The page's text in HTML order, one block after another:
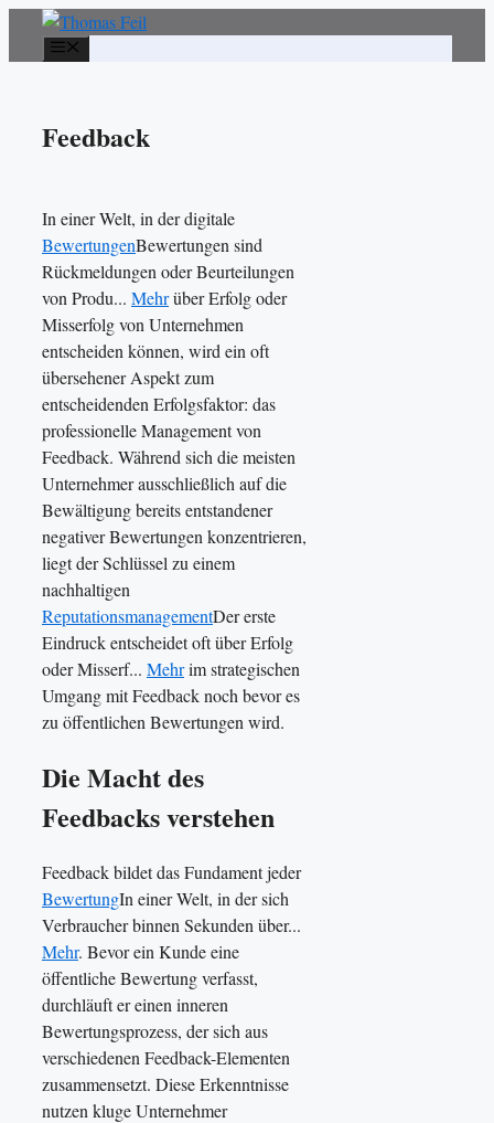
Feedback
In einer Welt, in der digitale
BewertungenBewertungen sind
Rückmeldungen oder Beurteilungen
von Produ... Mehrüber Erfolg oder
Misserfolg von Unternehmen
entscheiden können, wird ein oft
übersehener Aspekt zum
entscheidenden Erfolgsfaktor: das
professionelle Management von
Feedback. Während sich die meisten
Unternehmer ausschließlich auf die
Bewältigung bereits entstandener
negativer Bewertungen konzentrieren,
liegt der Schlüssel zu einem
nachhaltigen
ReputationsmanagementDer erste
Eindruck entscheidet oft über Erfolg
oder Misserf... Mehrim strategischen
Umgang mit Feedback noch bevor es
zu öffentlichen Bewertungen wird.
Die Macht des
Feedbacks verstehen
Feedback bildet das Fundament jeder
BewertungIn einer Welt, in der sich
Verbraucher binnen Sekunden über...
Mehr. Bevor ein Kunde eine
öffentliche Bewertung verfasst,
durchläuft er einen inneren
Bewertungsprozess, der sich aus
verschiedenen Feedback-Elementen
zusammensetzt. Diese Erkenntnisse
nutzen kluge Unternehmer